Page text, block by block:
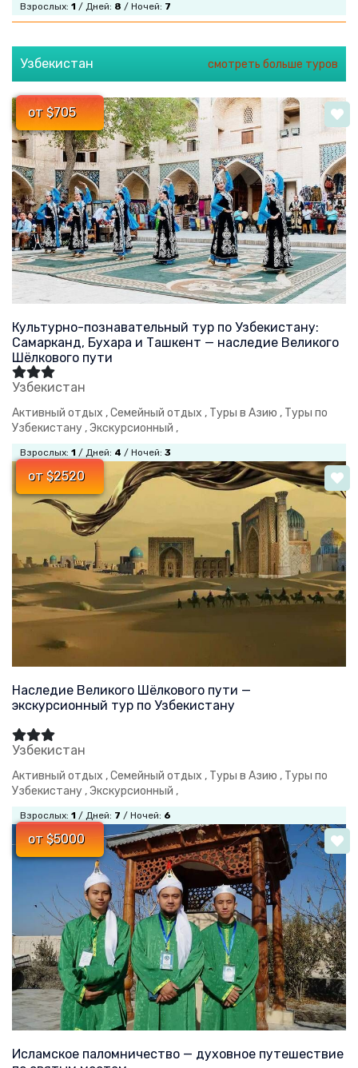
Взрослых: 1 / Дней: 8 / Ночей: 7
Узбекистан смотреть больше туров
от $705
Культурно-познавательный тур по Узбекистану:
Самарканд, Бухара и Ташкент — наследие Великого
Шёлкового пути
Узбекистан
Активный отдых ,Семейный отдых , Туры в Азию , Туры по
Узбекистану ,Экскурсионный ,
Взрослых: 1 / Дней: 4 / Ночей: 3
от $2520
Наследие Великого Шёлкового пути —
экскурсионный тур по Узбекистану
Узбекистан
Активный отдых ,Семейный отдых , Туры в Азию , Туры по
Узбекистану ,Экскурсионный ,
Взрослых: 1 / Дней: 7 / Ночей: 6
от $5000
Исламское паломничество — духовное путешествие